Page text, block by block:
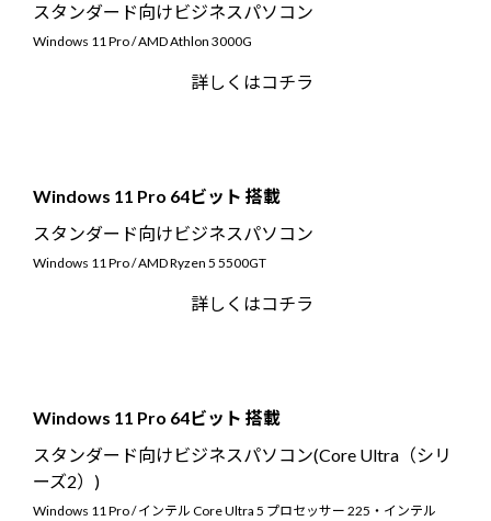
ディスプレイ
Copilot+ PC
Windows 11|Copilot+ PC
AIおすすめパソコン
Windows 11
スタンダード向けビジネスパソコン
Windows 11 Pro / AMD Athlon 3000G
詳しくはコチラ
Windows 11 Pro 64ビット 搭載
スタンダード向けビジネスパソコン
Windows 11 Pro / AMD Ryzen 5 5500GT
詳しくはコチラ
Windows 11 Pro 64ビット 搭載
スタンダード向けビジネスパソコン(Core Ultra（シリ
ーズ2）)
Windows 11 Pro / インテル Core Ultra 5 プロセッサー 225・インテル